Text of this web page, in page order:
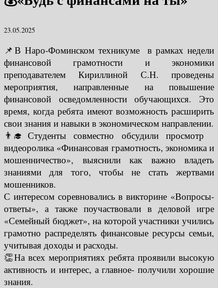
23.05.2025
📌В Наро-Фоминском техникуме в рамках недели
финансовой грамотности и экономики
преподавателем Кириллиной С.Н. проведены
мероприятия, направленные на повышение
финансовой осведомленности обучающихся. Это
время, когда ребята имеют возможность расширить
свои знания и навыки в экономическом направлении.
👨‍🎓Студенты совместно обсудили просмотр
видеоролика «Финансовая грамотность, экономика и
мошенничество», выяснили как важно владеть
знаниями для того, чтобы не стать жертвами
мошенников.
С интересом соревновались в викторине «Вопросы-
ответы», а также поучаствовали в деловой игре
«Семейный бюджет», на которой участники учились
грамотно распределять финансовые ресурсы семьи,
учитывая доходы и расходы.
👏На всех мероприятиях ребята проявили высокую
активность и интерес, а главное- получили хорошие
знания.